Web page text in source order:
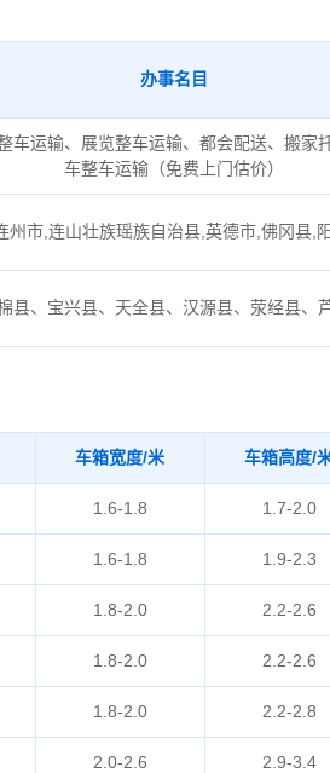
办事名目
车运输、展览整车运输、都会配送、搬家
车整车运输（免费上门估价）
州市,连山壮族瑶族自治县,英德市,佛冈县,
县、宝兴县、天全县、汉源县、荥经县、
车箱宽度/米 车箱高度/
1.6-1.8 1.7-2.0
1.6-1.8 1.9-2.3
1.8-2.0 2.2-2.6
1.8-2.0 2.2-2.6
1.8-2.0 2.2-2.8
2.0-2.6 2.9-3.4